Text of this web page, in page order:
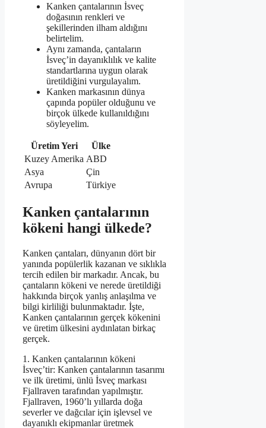
Kanken çantalarının İsveç
doğasının renkleri ve
şekillerinden ilham aldığını
belirtelim.
Aynı zamanda, çantaların
İsveç’in dayanıklılık ve kalite
standartlarına uygun olarak
üretildiğini vurgulayalım.
Kanken markasının dünya
çapında popüler olduğunu ve
birçok ülkede kullanıldığını
söyleyelim.
Üretim Yeri
Ülke
Kuzey Amerika ABD
Asya
Çin
Avrupa
Türkiye
Kanken çantalarının
kökeni hangi ülkede?
Kanken çantaları, dünyanın dört bir
yanında popülerlik kazanan ve sıklıkla
tercih edilen bir markadır. Ancak, bu
çantaların kökeni ve nerede üretildiği
hakkında birçok yanlış anlaşılma ve
bilgi kirliliği bulunmaktadır. İşte,
Kanken çantalarının gerçek kökenini
ve üretim ülkesini aydınlatan birkaç
gerçek.
1. Kanken çantalarının kökeni
İsveç’tir: Kanken çantalarının tasarımı
ve ilk üretimi, ünlü İsveç markası
Fjallraven tarafından yapılmıştır.
Fjallraven, 1960’lı yıllarda doğa
severler ve dağcılar için işlevsel ve
dayanıklı ekipmanlar üretmek